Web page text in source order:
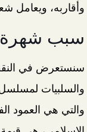
وأقاربه، ويعامل
سبب
سنستعرض في
والسلبيات
والتي هي العمود